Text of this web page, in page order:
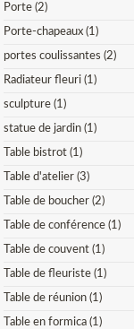
Porte (2)
Porte-chapeaux (1)
portes coulissantes (2)
Radiateur fleuri (1)
sculpture (1)
statue de jardin (1)
Table bistrot (1)
Table d'atelier (3)
Table de boucher (2)
Table de conférence (1)
Table de couvent (1)
Table de fleuriste (1)
Table de réunion (1)
Table en formica (1)